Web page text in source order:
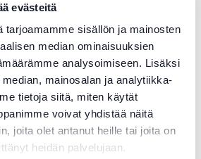
evästeitä
tarjoamamme sisällön ja mainosten
median ominaisuuksien
analysoimiseen. Lisäksi
mainosalan ja analytiikka-
tietoja siitä, miten käytät
voivat yhdistää näitä
joita olet antanut heille tai joita on
heidän palvelujaan.
seikkailua
123…5